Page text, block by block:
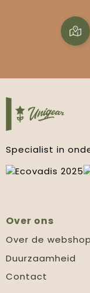
Specialist in
Over ons
Over de webshop
Duurzaamheid
Contact